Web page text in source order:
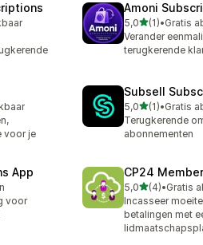
Amoni
5,0van 5 sterren
(1)
1 recensies in
•
Verander
terugkerende
voor je
Subsell
5,0van 5 sterren
(1)
1 recensies in
•
Terugkerende
abonnementen
App
voor
CP24
5,0van 5 sterren
(4)
4 recensies in
•
Incasseer
betalingen met